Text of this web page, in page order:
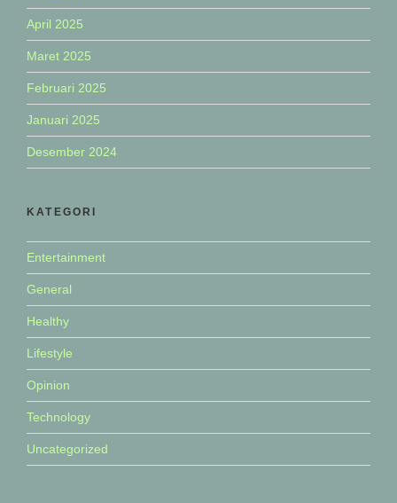
April 2025
Maret 2025
Februari 2025
Januari 2025
Desember 2024
KATEGORI
Entertainment
General
Healthy
Lifestyle
Opinion
Technology
Uncategorized